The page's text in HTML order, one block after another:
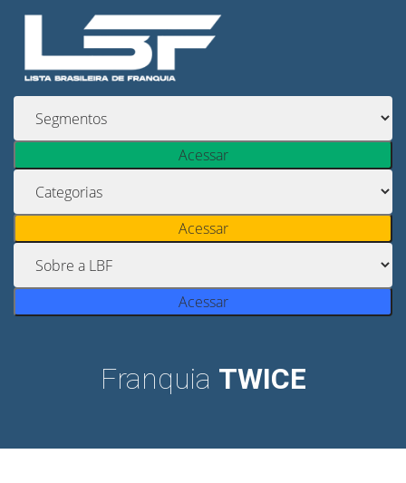
Acessar
Acessar
Acessar
Franquia TWICE